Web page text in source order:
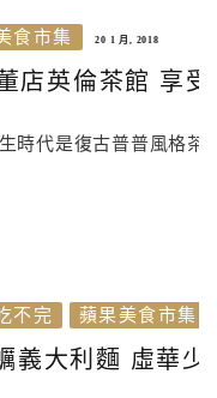
食市集 20 1 月, 2018
店英倫茶館 享
時代是復古普普風格
不完 蘋果美食市集
義大利麵 虛華